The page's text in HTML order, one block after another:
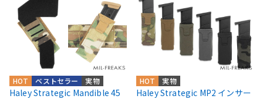
実物
ベストセラー
HOT
Haley Strategic Mandible 45
実物
HOT
Haley Strategic MP2 インサー